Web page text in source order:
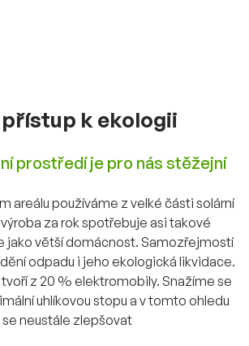
přístup k ekologii
prostředí je pro nás stěžejní
areálu používáme z velké části solární
za rok spotřebuje asi takové
jako větší domácnost. Samozřejmostí
odpadu i jeho ekologická likvidace.
z 20 % elektromobily. Snažíme se
uhlíkovou stopu a v tomto ohledu
se neustále zlepšovat